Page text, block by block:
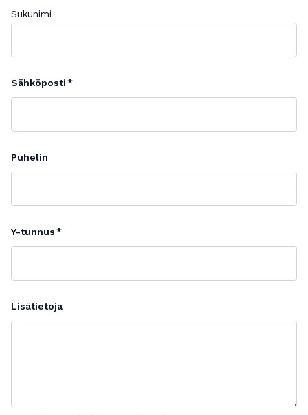
Sukunimi
Sähköposti
Puhelin
Y-tunnus
Lisätietoja